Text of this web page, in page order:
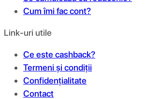
Cum îmi fac cont?
Link-uri utile
Ce este cashback?
Termeni și condiții
Confidențialitate
Contact